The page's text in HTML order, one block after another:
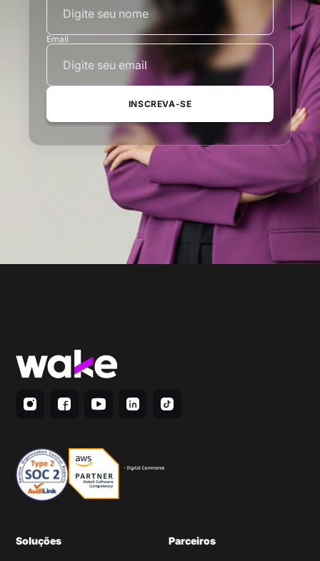
Email
INSCREVA-SE
Soluções Parceiros